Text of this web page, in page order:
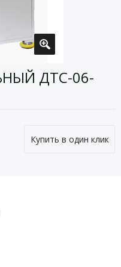
ДТС-06-
Купить в один клик